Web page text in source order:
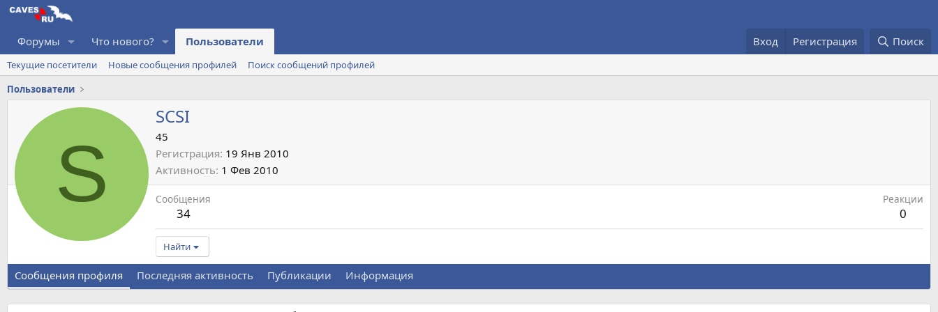
Форумы Что нового? Пользователи Вход Регистрация Поиск
Текущие посетители Новые сообщения профилей
Поиск сообщений профилей
Пользователи
S
SCSI
45
Регистрация 19 Янв 2010
Активность 1 Фев 2010
Сообщения
34
Реакции
0
Найти
Сообщения профиля Последняя активность Публикации Информация